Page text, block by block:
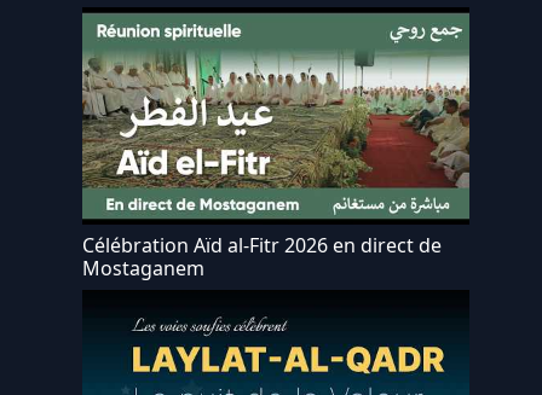
Célébration Aïd al-Fitr 2026 en direct de
Mostaganem